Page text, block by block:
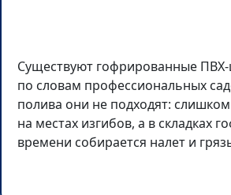
Существуют гофрированные
по словам профессиональных
полива они не подходят:
на местах изгибов, а в складках
времени собирается налет и